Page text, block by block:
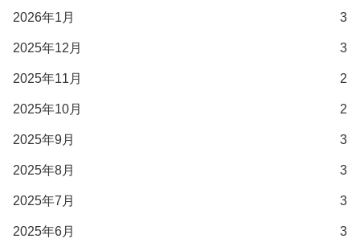
2026年1月 3
2025年12月 3
2025年11月 2
2025年10月 2
2025年9月 3
2025年8月 3
2025年7月 3
2025年6月 3